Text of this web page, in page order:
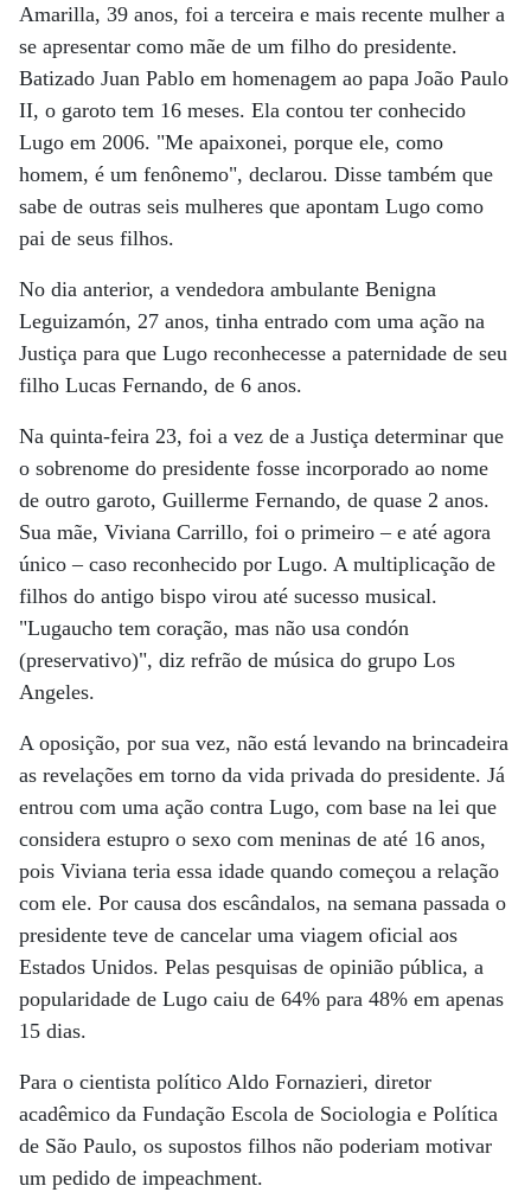
Amarilla, 39 anos, foi a terceira e mais recente mulher a
se apresentar como mãe de um filho do presidente.
Batizado Juan Pablo em homenagem ao papa João Paulo
II, o garoto tem 16 meses. Ela contou ter conhecido
Lugo em 2006. "Me apaixonei, porque ele, como
homem, é um fenônemo", declarou. Disse também que
sabe de outras seis mulheres que apontam Lugo como
pai de seus filhos.
No dia anterior, a vendedora ambulante Benigna
Leguizamón, 27 anos, tinha entrado com uma ação na
Justiça para que Lugo reconhecesse a paternidade de seu
filho Lucas Fernando, de 6 anos.
Na quinta-feira 23, foi a vez de a Justiça determinar que
o sobrenome do presidente fosse incorporado ao nome
de outro garoto, Guillerme Fernando, de quase 2 anos.
Sua mãe, Viviana Carrillo, foi o primeiro – e até agora
único – caso reconhecido por Lugo. A multiplicação de
filhos do antigo bispo virou até sucesso musical.
"Lugaucho tem coração, mas não usa condón
(preservativo)", diz refrão de música do grupo Los
Angeles.
A oposição, por sua vez, não está levando na brincadeira
as revelações em torno da vida privada do presidente. Já
entrou com uma ação contra Lugo, com base na lei que
considera estupro o sexo com meninas de até 16 anos,
pois Viviana teria essa idade quando começou a relação
com ele. Por causa dos escândalos, na semana passada o
presidente teve de cancelar uma viagem oficial aos
Estados Unidos. Pelas pesquisas de opinião pública, a
popularidade de Lugo caiu de 64% para 48% em apenas
15 dias.
Para o cientista político Aldo Fornazieri, diretor
acadêmico da Fundação Escola de Sociologia e Política
de São Paulo, os supostos filhos não poderiam motivar
um pedido de impeachment.